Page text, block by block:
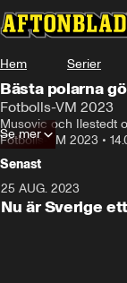
Hem Serier
Bästa polarna
Fotbolls-VM 2023
Musovic och Ilestedt
Fotbolls-VM 2023 •
Se mer
Senast
25 AUG. 2023
Nu är Sverige